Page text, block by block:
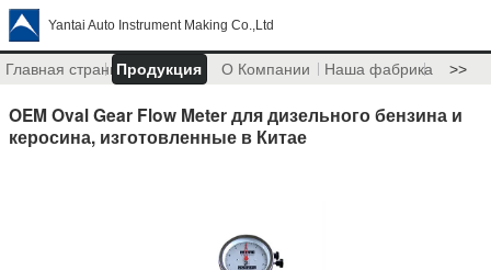
Yantai Auto Instrument Making Co.,Ltd
Главная страницаПродукция О Компании Наша фабрика >>
OEM Oval Gear Flow Meter для дизельного бензина и
керосина, изготовленные в Китае